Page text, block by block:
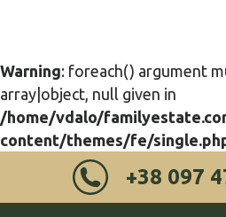
Warning: foreach() argument
array|object, null given in
/home/vdalo/
content/themes/fe/
+38 097